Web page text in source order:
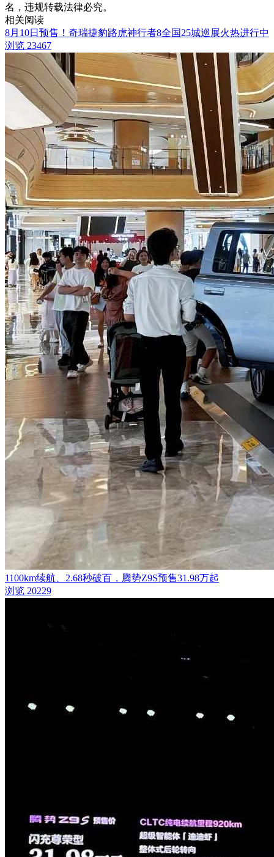
名，违规转载法律必究。
相关阅读
8月10日预售！奇瑞捷豹路虎神行者8全国25城巡展火热进行中
浏览 23467
1100km续航、2.68秒破百，腾势Z9S预售31.98万起
浏览 20229